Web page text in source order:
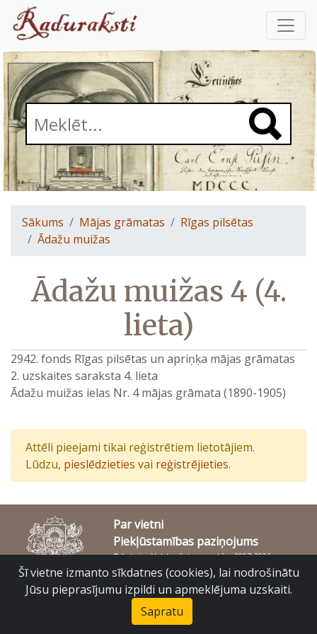
Sākums Mājas grāmatas
Rīgas pilsētas
Ādažu muižas
Ādažu muižas 4 (4.
lieta)
2942. fonds Rīgas pilsētas un apriņķa mājas grāmatas
2. uzskaites saraksta 4. lieta
Ādažu muižas ielas Nr. 4 mājas grāmata (1890-1905)
Attēli pieejami tikai reģistrētiem lietotājiem.
Lūdzu, pieslēdzieties vai reģistrējieties.
Par vietni
Piekļūstamības paziņojums
© Latvijas Valsts vēstures arhīvs 2007-2026
Slokas iela 16, Rīga, LV – 1048
Šī vietne izmanto sīkdatnes (cookies), lai nodrošinātu
Jūsu pieprasījumu izpildi un apmeklējuma uzskaiti.
Sapratu